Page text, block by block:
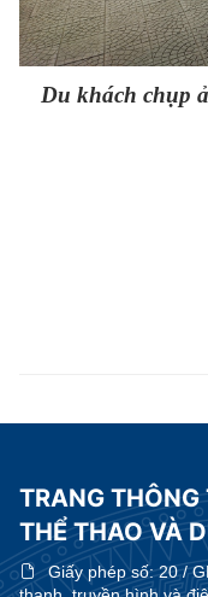
Du khách chụp
TRANG
THỂ THAO VÀ
Giấy phép số:20 /